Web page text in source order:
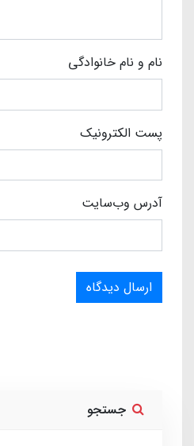
نام و نام خانوادگی
پست الکترونیک
آدرس وب‌سایت
ارسال دیدگاه
جستجو